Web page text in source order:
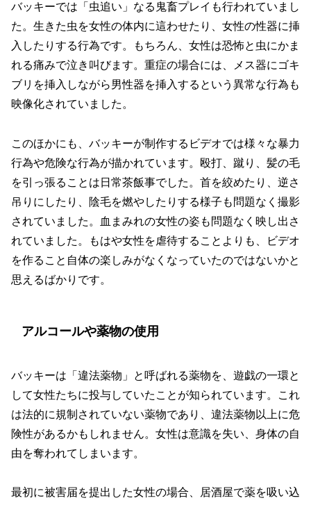
バッキーでは「虫追い」なる鬼畜プレイも行われていまし
た。生きた虫を女性の体内に這わせたり、女性の性器に挿
入したりする行為です。もちろん、女性は恐怖と虫にかま
れる痛みで泣き叫びます。重症の場合には、メス器にゴキ
ブリを挿入しながら男性器を挿入するという異常な行為も
映像化されていました。
このほかにも、バッキーが制作するビデオでは様々な暴力
行為や危険な行為が描かれています。殴打、蹴り、髪の毛
を引っ張ることは日常茶飯事でした。首を絞めたり、逆さ
吊りにしたり、陰毛を燃やしたりする様子も問題なく撮影
されていました。血まみれの女性の姿も問題なく映し出さ
れていました。もはや女性を虐待することよりも、ビデオ
を作ること自体の楽しみがなくなっていたのではないかと
思えるばかりです。
アルコールや薬物の使用
バッキーは「違法薬物」と呼ばれる薬物を、遊戯の一環と
して女性たちに投与していたことが知られています。これ
は法的に規制されていない薬物であり、違法薬物以上に危
険性があるかもしれません。女性は意識を失い、身体の自
由を奪われてしまいます。
最初に被害届を提出した女性の場合、居酒屋で薬を吸い込